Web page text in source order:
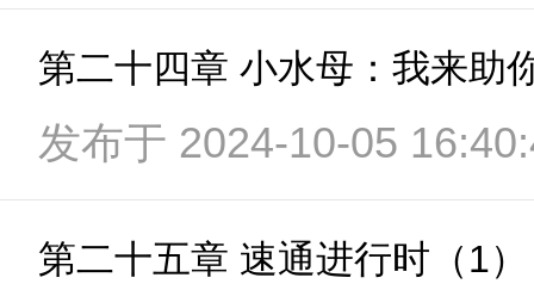
第二十四章 小水母：我来助
发布于 2024-10-05
第二十五章 速通进行时（1）